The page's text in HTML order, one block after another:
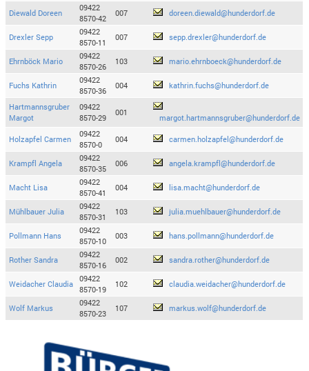
Diewald Doreen
09422
8570-42
007 doreen.diewald@hunderdorf.de
Drexler Sepp
09422
8570-11
007 sepp.drexler@hunderdorf.de
Ehrnböck Mario
09422
8570-26
103 mario.ehrnboeck@hunderdorf.de
Fuchs Kathrin
09422
8570-36
004 kathrin.fuchs@hunderdorf.de
Hartmannsgruber
Margot
09422
8570-29
001
margot.hartmannsgruber@hunderdorf.de
Holzapfel Carmen
09422
8570-0
004 carmen.holzapfel@hunderdorf.de
Krampfl Angela
09422
8570-35
006 angela.krampfl@hunderdorf.de
Macht Lisa
09422
8570-41
004 lisa.macht@hunderdorf.de
Mühlbauer Julia
09422
8570-31
103 julia.muehlbauer@hunderdorf.de
Pollmann Hans
09422
8570-10
003 hans.pollmann@hunderdorf.de
Rother Sandra
09422
8570-16
002 sandra.rother@hunderdorf.de
Weidacher Claudia
09422
8570-19
102 claudia.weidacher@hunderdorf.de
Wolf Markus
09422
8570-23
107 markus.wolf@hunderdorf.de